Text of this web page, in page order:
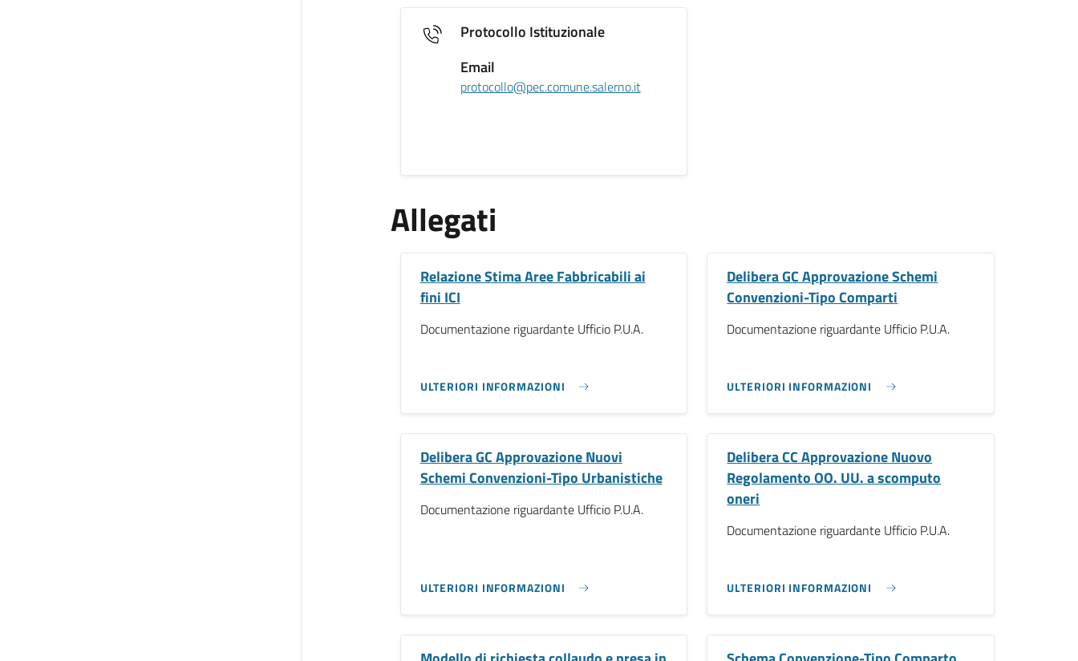
Protocollo Istituzionale
Email
protocollo@pec.comune.salerno.it
Allegati
Relazione Stima Aree Fabbricabili ai
fini ICI
Documentazione riguardante Ufficio P.U.A.
ULTERIORI INFORMAZIONI
Delibera GC Approvazione Schemi
Convenzioni-Tipo Comparti
Documentazione riguardante Ufficio P.U.A.
ULTERIORI INFORMAZIONI
Delibera GC Approvazione Nuovi
Schemi Convenzioni-Tipo Urbanistiche
Documentazione riguardante Ufficio P.U.A.
ULTERIORI INFORMAZIONI
Delibera CC Approvazione Nuovo
Regolamento OO. UU. a scomputo
oneri
Documentazione riguardante Ufficio P.U.A.
ULTERIORI INFORMAZIONI